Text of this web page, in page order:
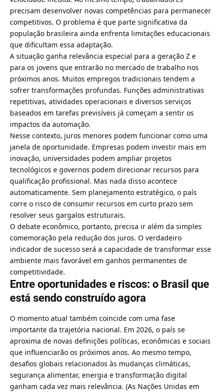
precisam desenvolver novas competências para permanecer
competitivos. O problema é que parte significativa da
população brasileira ainda enfrenta limitações educacionais
que dificultam essa adaptação.
A situação ganha relevância especial para a geração Z e
para os jovens que entrarão no mercado de trabalho nos
próximos anos. Muitos empregos tradicionais tendem a
sofrer transformações profundas. Funções administrativas
repetitivas, atividades operacionais e diversos serviços
baseados em tarefas previsíveis já começam a sentir os
impactos da automação.
Nesse contexto, juros menores podem funcionar como uma
janela de oportunidade. Empresas podem investir mais em
inovação, universidades podem ampliar projetos
tecnológicos e governos podem direcionar recursos para
qualificação profissional. Mas nada disso acontece
automaticamente. Sem planejamento estratégico, o país
corre o risco de consumir recursos em curto prazo sem
resolver seus gargalos estruturais.
O debate econômico, portanto, precisa ir além da simples
comemoração pela redução dos juros. O verdadeiro
indicador de sucesso será a capacidade de transformar esse
ambiente mais favorável em ganhos permanentes de
competitividade.
Entre oportunidades e riscos: o Brasil que
está sendo construído agora
O momento atual também coincide com uma fase
importante da trajetória nacional. Em 2026, o país se
aproxima de novas definições políticas, econômicas e sociais
que influenciarão os próximos anos. Ao mesmo tempo,
desafios globais relacionados às mudanças climáticas,
segurança alimentar, energia e transformação digital
ganham cada vez mais relevância. (As Nações Unidas em